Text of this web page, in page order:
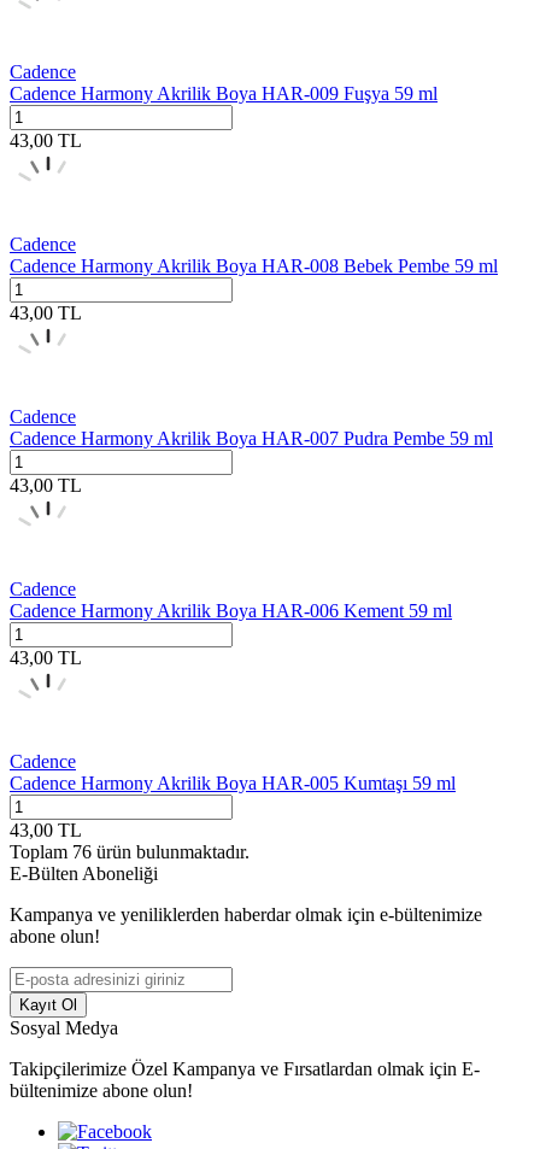
Cadence
Cadence Harmony Akrilik Boya HAR-009 Fuşya 59 ml
43,00 TL
Cadence
Cadence Harmony Akrilik Boya HAR-008 Bebek Pembe 59 ml
43,00 TL
Cadence
Cadence Harmony Akrilik Boya HAR-007 Pudra Pembe 59 ml
43,00 TL
Cadence
Cadence Harmony Akrilik Boya HAR-006 Kement 59 ml
43,00 TL
Cadence
Cadence Harmony Akrilik Boya HAR-005 Kumtaşı 59 ml
43,00 TL
Toplam 76 ürün bulunmaktadır.
E-Bülten Aboneliği
Kampanya ve yeniliklerden haberdar olmak için e-bültenimize
abone olun!
Kayıt Ol
Sosyal Medya
Takipçilerimize Özel Kampanya ve Fırsatlardan olmak için E-
bültenimize abone olun!